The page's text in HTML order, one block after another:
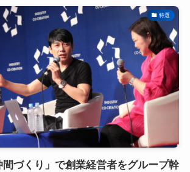
特選
間づくり」で創業経営者をグループ幹